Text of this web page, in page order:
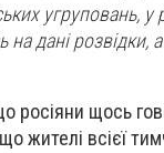
угруповань, у
дані розвідки,
росіяни щось
жителі всієї